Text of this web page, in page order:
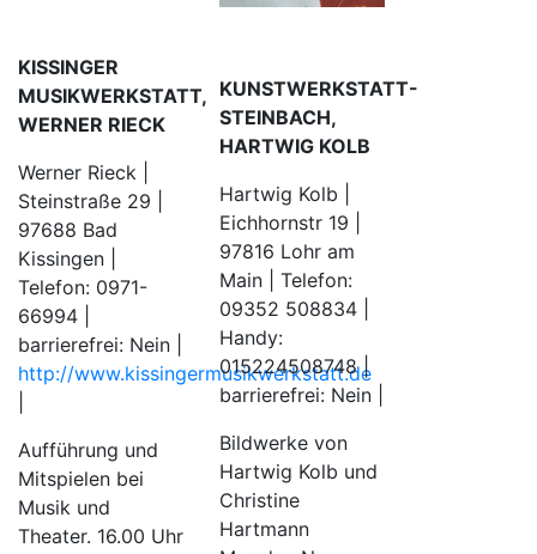
KISSINGER
MUSIKWERKSTATT,
WERNER RIECK
Werner Rieck |
Steinstraße 29 |
97688 Bad
Kissingen |
Telefon: 0971-
66994 |
barrierefrei: Nein |
http://www.kissingermusikwerkstatt.de
Aufführung und
Mitspielen bei
Musik und
Theater. 16.00 Uhr
KUNSTWERKSTATT-
STEINBACH,
HARTWIG KOLB
Hartwig Kolb |
Eichhornstr 19 |
97816 Lohr am
Main | Telefon:
09352 508834 |
Handy:
015224508748 |
barrierefrei: Nein |
Bildwerke von
Hartwig Kolb und
Christine
Hartmann